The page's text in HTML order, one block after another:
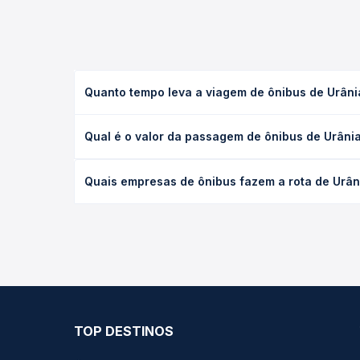
Quanto tempo leva a viagem de ônibus de
ou leito) e as condições de tráfego. Na Quero
Qual é o valor da passagem de ônibus de
e a antecedência da compra. Na Quero
Quais empresas de ônibus fazem a rota de
TOP DESTINOS